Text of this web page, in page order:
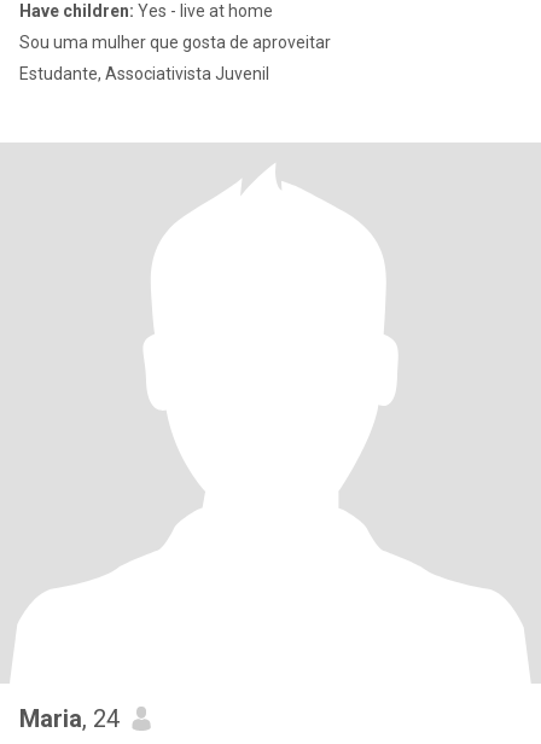
Have children: Yes - live at home
Sou uma mulher que gosta de aproveitar
Estudante, Associativista Juvenil
Maria, 24